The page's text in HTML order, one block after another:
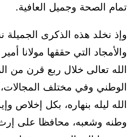
تمام الصحة وجميل العافية.
وإذ نخلد هذه الذكرى الجميلة
والأمجاد التي حققها مولانا
الله تعالى خلال ربع قرن من
الوطني وفي مختلف
الله ليله بنهاره، بكل إخلاص
وطنه وشعبه، محافظا على إرث